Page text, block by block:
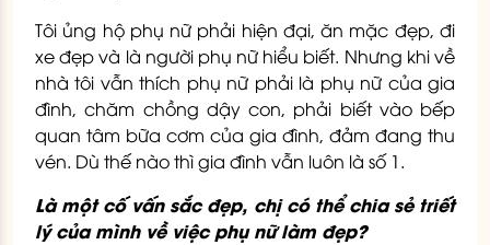
Tôi ủng hộ phụ nữ phải hiện đại, ăn mặc đẹp, đi
xe đẹp và là người phụ nữ hiểu biết. Nhưng khi về
nhà tôi vẫn thích phụ nữ phải là phụ nữ của gia
đình, chăm chồng dậy con, phải biết vào bếp
quan tâm bữa cơm của gia đình, đảm đang thu
vén. Dù thế nào thì gia đình vẫn luôn là số 1.
Là một cố vấn sắc đẹp, chị có thể chia sẻ triết
lý của mình về việc phụ nữ làm đẹp?